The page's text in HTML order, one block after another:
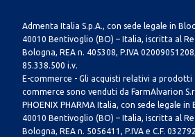
Admenta Italia S.p.A., con sede legale in
40010 Bentivoglio (BO) – Italia, iscritta al
Bologna, REA n. 405308, P.IVA
85.338.500 i.v.
E-commerce - Gli acquisti relativi a
commerce sono venduti da FarmAlvarion
PHOENIX PHARMA Italia, con sede legale
40010 Bentivoglio (BO) – Italia, iscritta al
Bologna, REA n. 5056411, P.IVA e C.F.